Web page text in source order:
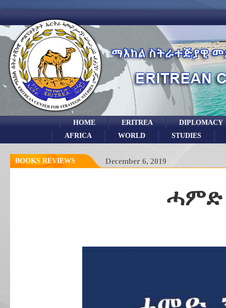
DIPLOMACY
ERITREA
HOME
STUDIES
WORLD
AFRICA
BOOKS REVIEWS December 6, 2019
ሓምድ